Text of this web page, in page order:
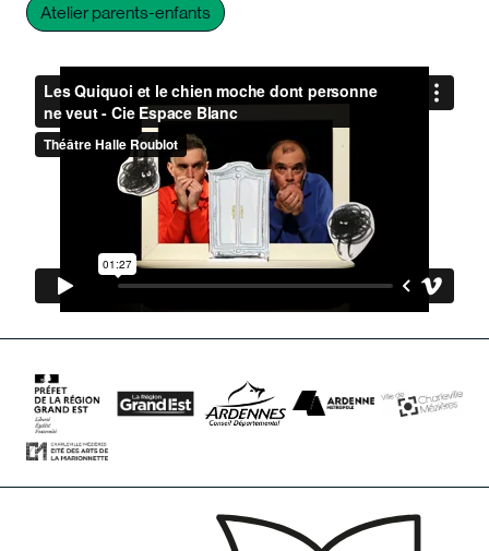
Atelier parents-enfants